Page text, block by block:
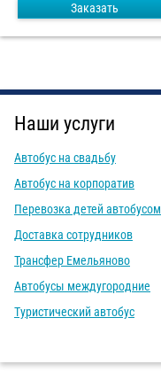
Заказать
Наши услуги
Автобус на свадьбу
Автобус на корпоратив
Перевозка детей автобусом
Доставка сотрудников
Трансфер Емельяново
Автобусы междугородние
Туристический автобус